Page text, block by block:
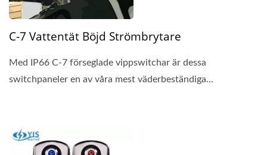
C-7 Vattentät Böjd Strömbrytare
Med IP66 C-7 förseglade vippswitchar är dessa
switchpaneler en av våra mest väderbeständiga...